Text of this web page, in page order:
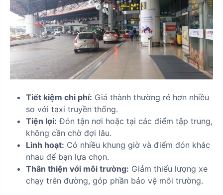
Tiết kiệm chi phí: Giá thành thường rẻ hơn nhiều
so với taxi truyền thống.
Tiện lợi: Đón tận nơi hoặc tại các điểm tập trung,
không cần chờ đợi lâu.
Linh hoạt: Có nhiều khung giờ và điểm đón khác
nhau để bạn lựa chọn.
Thân thiện với môi trường: Giảm thiểu lượng xe
chạy trên đường, góp phần bảo vệ môi trường.